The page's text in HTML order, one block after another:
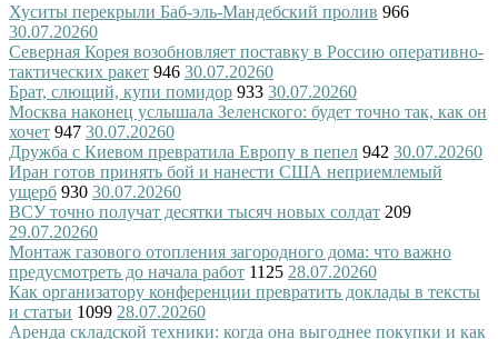
Хуситы перекрыли Баб-эль-Мандебский пролив 966
30.07.20260
Северная Корея возобновляет поставку в Россию оперативно-
тактических ракет 946 30.07.20260
Брат, слющий, купи помидор 933 30.07.20260
Москва наконец услышала Зеленского: будет точно так, как он
хочет 947 30.07.20260
Дружба с Киевом превратила Европу в пепел 942 30.07.20260
Иран готов принять бой и нанести США неприемлемый
ущерб 930 30.07.20260
ВСУ точно получат десятки тысяч новых солдат 209
29.07.20260
Монтаж газового отопления загородного дома: что важно
предусмотреть до начала работ 1125 28.07.20260
Как организатору конференции превратить доклады в тексты
и статьи 1099 28.07.20260
Аренда складской техники: когда она выгоднее покупки и как